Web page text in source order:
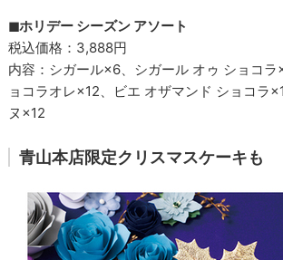
◼︎ホリデー シーズン アソート
税込価格：3,888円
内容：シガール×6、シガール オゥ ショコ
ョコラオレ×12、ビエ オザマンド ショコラ
ヌ×12
青山本店限定クリスマスケーキも